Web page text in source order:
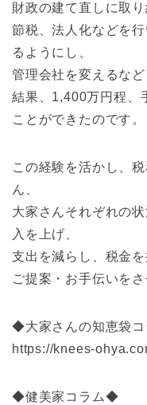
財政の建て直しに取り
節税、法人化などを
るようにし、
管理会社を変えるなど
結果、1,400万円程、
ことができたのです。
この経験を活かし、
ん、
大家さんそれぞれの
入を上げ、
支出を減らし、税金
ご提案・お手伝いを
◆大家さんの知恵袋
https://knees-
◆健美家コラム◆